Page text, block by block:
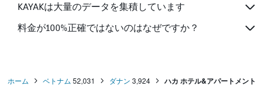
KAYAKは大量のデータを集積しています
料金が100%正確ではないのはなぜですか？
ホーム ベトナム 52,031 ダナン 3,924 ハカ ホテル&アパートメント